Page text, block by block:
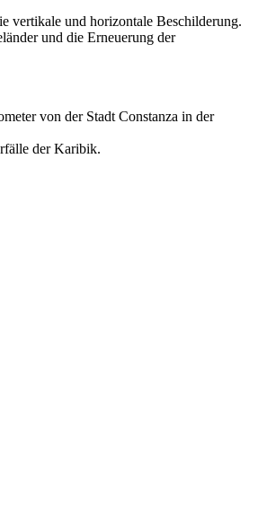
vertikale und horizontale Beschilderung.
und die Erneuerung der
von der Stadt Constanza in der
der Karibik.